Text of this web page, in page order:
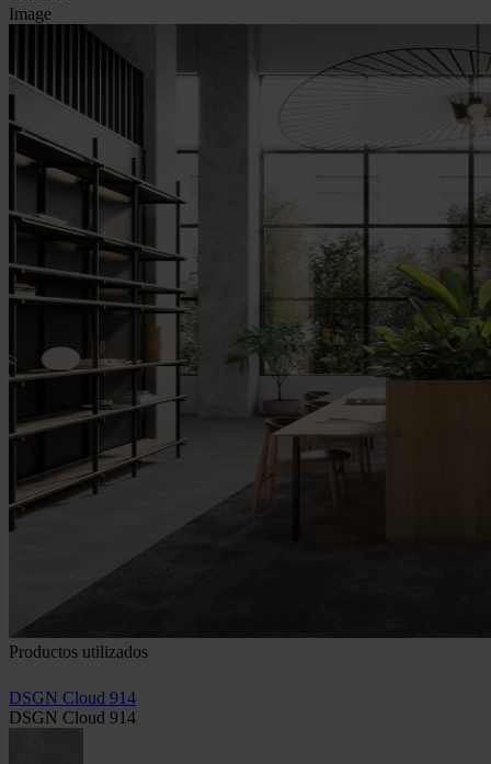
Image
Productos utilizados
DSGN Cloud 914
DSGN Cloud 914